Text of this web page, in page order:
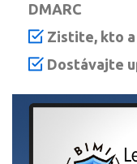
DMARC
Zistite, kto
Dostávajte